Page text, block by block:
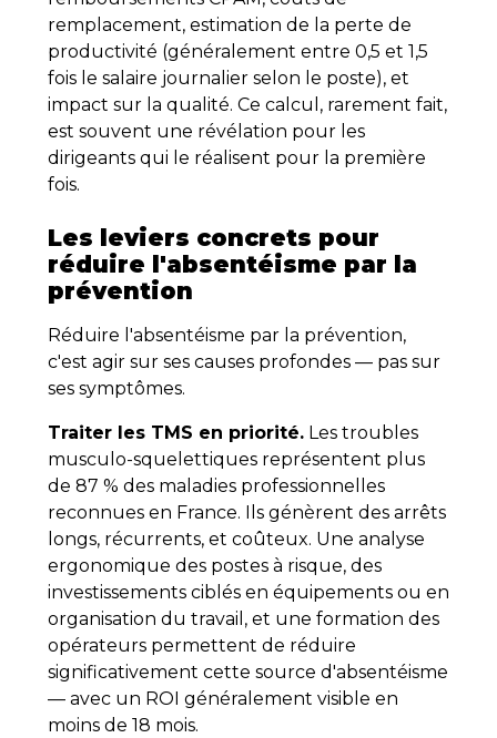
remplacement, estimation de la perte de
productivité (généralement entre 0,5 et 1,5
fois le salaire journalier selon le poste), et
impact sur la qualité. Ce calcul, rarement fait,
est souvent une révélation pour les
dirigeants qui le réalisent pour la première
fois.
Les leviers concrets pour
réduire l'absentéisme par la
prévention
Réduire l'absentéisme par la prévention,
c'est agir sur ses causes profondes — pas sur
ses symptômes.
Traiter les TMS en priorité.Les troubles
musculo-squelettiques représentent plus
de 87 % des maladies professionnelles
reconnues en France. Ils génèrent des arrêts
longs, récurrents, et coûteux. Une analyse
ergonomique des postes à risque, des
investissements ciblés en équipements ou en
organisation du travail, et une formation des
opérateurs permettent de réduire
significativement cette source d'absentéisme
— avec un ROI généralement visible en
moins de 18 mois.